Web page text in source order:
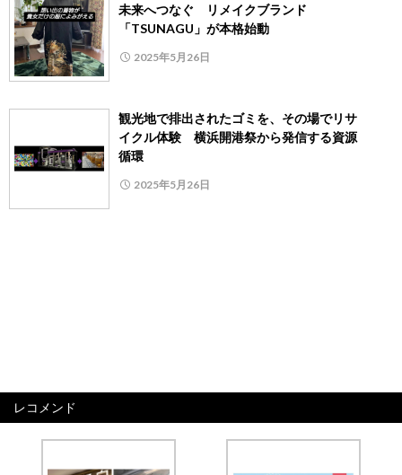
未来へつなぐ リメイクブランド
「TSUNAGU」が本格始動
2025年5月26日
観光地で排出されたゴミを、その場でリサ
イクル体験 横浜開港祭から発信する資源
循環
2025年5月26日
レコメンド